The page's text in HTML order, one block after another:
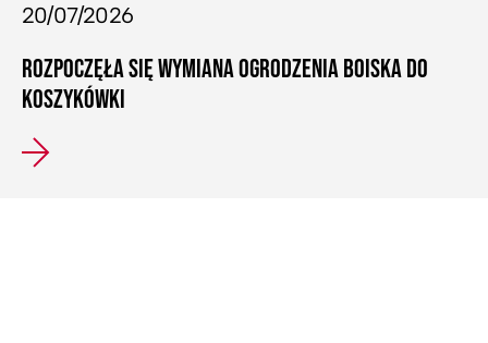
20/07/2026
ROZPOCZĘŁA SIĘ WYMIANA OGRODZENIA BOISKA DO
KOSZYKÓWKI